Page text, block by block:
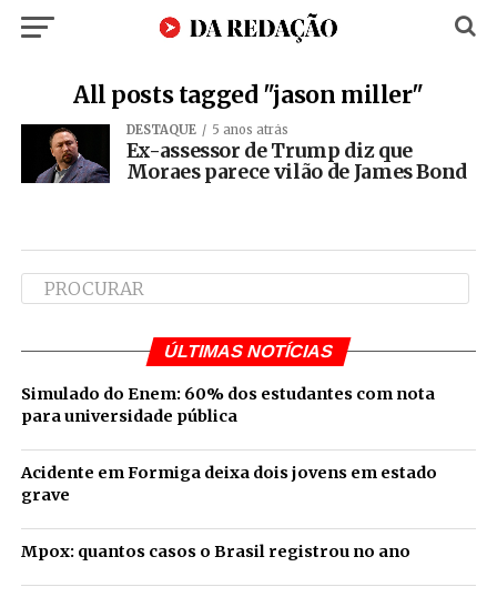
All posts tagged "jason miller"
DESTAQUE 5 anos atrás
Ex-assessor de Trump diz que
Moraes parece vilão de James Bond
ÚLTIMAS NOTÍCIAS
Simulado do Enem: 60% dos estudantes com nota
para universidade pública
Acidente em Formiga deixa dois jovens em estado
grave
Mpox: quantos casos o Brasil registrou no ano